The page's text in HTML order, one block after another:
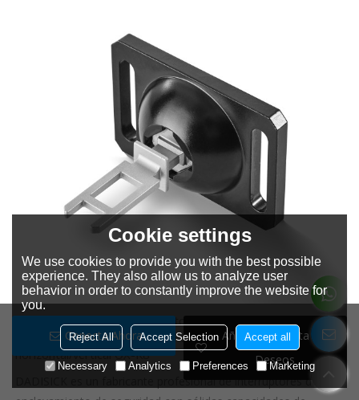
Conecta Ahora
Añadir A La Lista De
Deseos
Interruptores de enclavamiento de seguridad con función de
bloqueo, accesorios para llave de operación ajustable
horizontal/vertical OX-K8
Cookie settings
We use cookies to provide you with the best possible
experience. They also allow us to analyze user
behavior in order to constantly improve the website for
you.
Reject All Accept Selection Accept all
Necessary Analytics Preferences Marketing